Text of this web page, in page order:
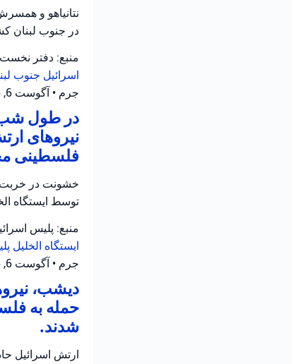
نتانیاهو و
در جنوب لبنان
منبع: دفتر
اسرائیل جنوب
جرم • آگوست 6, 2026 at 12:05 ب.ظ
در طول
نیروهای
فلسطینی
خشونت در خربت
توسط ایستگاه
منبع: پلیس
ایستگاه الخلیل
جرم • آگوست 6, 2026 at 11:12 ق.ظ
دیشب،
حمله به
شدند.
ارتش اسرائیل